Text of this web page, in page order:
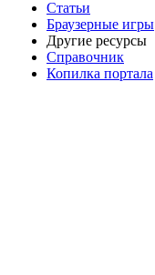
Статьи
Браузерные игры
Другие ресурсы
Справочник
Копилка портала